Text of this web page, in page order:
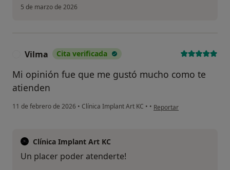
5 de marzo de 2026
Vilma Cita verificada
Mi opinión fue que me gustó mucho como te
atienden
11 de febrero de 2026 • Clínica Implant Art KC • • en opinión del usuario
Reportar
Clínica Implant Art KC
Un placer poder atenderte!